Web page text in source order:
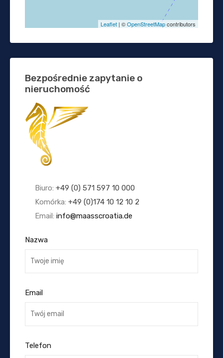
Leaflet | ©OpenStreetMapcontributors
Bezpośrednie zapytanie o
nieruchomość
Biuro: +49 (0) 571 597 10 000
Komórka: +49 (0)174 10 12 10 2
Email: info@maasscroatia.de
Nazwa
Email
Telefon